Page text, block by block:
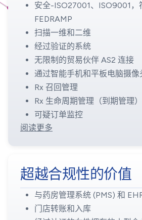
安全-ISO27001、ISO9001，
FEDRAMP
扫描一维和二维
经过验证的系统
无限制的贸易伙伴 AS2 连接
通过智能手机和平板电脑摄像
Rx 召回管理
Rx 生命周期管理（到期管理）
可疑订单监控
阅读更多
超越合规性的价值
与药房管理系统 (PMS) 和
门店转账和入库